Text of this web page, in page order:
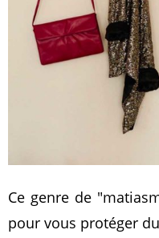
Ce genre de
pour vous protéger